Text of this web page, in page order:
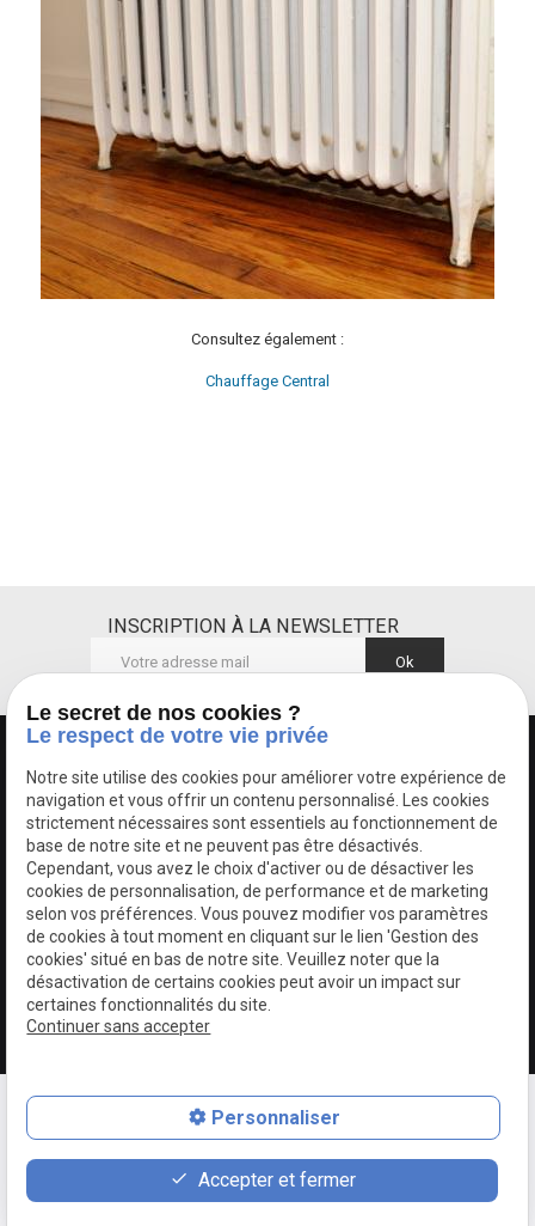
description
Consultez également :
Chauffage Central
INSCRIPTION À LA NEWSLETTER
Google Maps Search API est désactivé. Autoriser
Le secret de nos cookies ?
Le respect de votre vie privée
Notre site utilise des cookies pour améliorer votre expérience de
navigation et vous offrir un contenu personnalisé. Les cookies
strictement nécessaires sont essentiels au fonctionnement de
base de notre site et ne peuvent pas être désactivés.
Cependant, vous avez le choix d'activer ou de désactiver les
cookies de personnalisation, de performance et de marketing
selon vos préférences. Vous pouvez modifier vos paramètres
de cookies à tout moment en cliquant sur le lien 'Gestion des
cookies' situé en bas de notre site. Veuillez noter que la
désactivation de certains cookies peut avoir un impact sur
certaines fonctionnalités du site.
Continuer sans accepter
Personnaliser
Accepter et fermer